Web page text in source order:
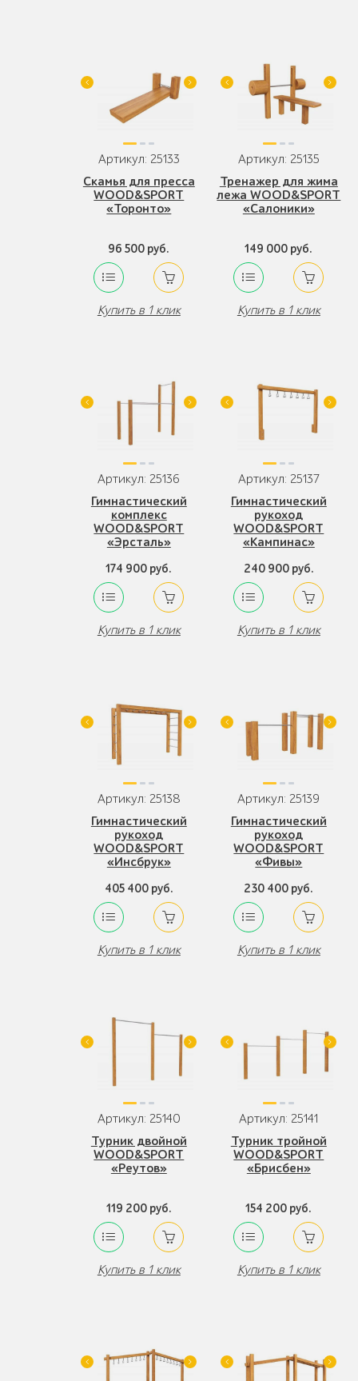
Артикул: 25133
Скамья для пресса
WOOD&SPORT
«Торонто»
96 500 руб.
Купить в 1 клик
Артикул: 25135
Тренажер для жима
лежа WOOD&SPORT
«Салоники»
149 000 руб.
Купить в 1 клик
Артикул: 25136
Гимнастический
комплекс
WOOD&SPORT
«Эрсталь»
174 900 руб.
Купить в 1 клик
Артикул: 25137
Гимнастический
рукоход
WOOD&SPORT
«Кампинас»
240 900 руб.
Купить в 1 клик
Артикул: 25138
Гимнастический
рукоход
WOOD&SPORT
«Инсбрук»
405 400 руб.
Купить в 1 клик
Артикул: 25139
Гимнастический
рукоход
WOOD&SPORT
«Фивы»
230 400 руб.
Купить в 1 клик
Артикул: 25140
Турник двойной
WOOD&SPORT
«Реутов»
119 200 руб.
Купить в 1 клик
Артикул: 25141
Турник тройной
WOOD&SPORT
«Брисбен»
154 200 руб.
Купить в 1 клик